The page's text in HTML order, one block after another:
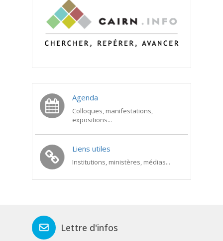
Agenda
Colloques, manifestations,
expositions...
Liens utiles
Institutions, ministères, médias...
Lettre d'infos